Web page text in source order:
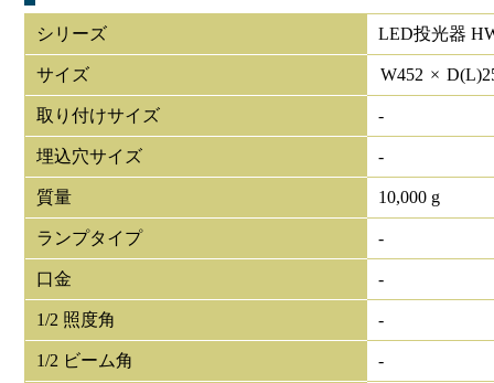
シリーズ LED投光器
サイズ W452 × D(L)
取り付けサイズ -
埋込穴サイズ -
質量 10,000 g
ランプタイプ -
口金 -
1/2 照度角 -
1/2 ビーム角 -